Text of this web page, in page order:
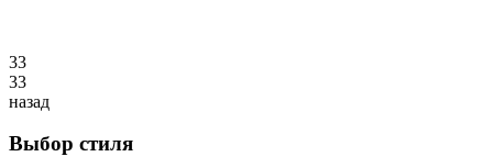
33
33
назад
Выбор стиля